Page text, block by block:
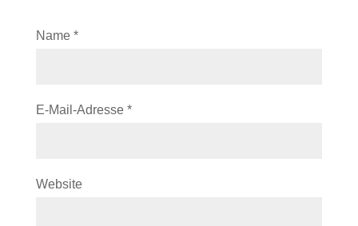
Name *
E-Mail-Adresse *
Website